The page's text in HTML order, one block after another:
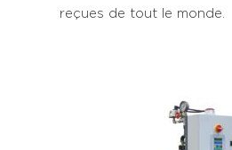
reçues de tout le monde.